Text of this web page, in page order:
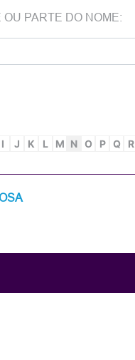
PARTE DO NOME:
I J K L M N O P Q R